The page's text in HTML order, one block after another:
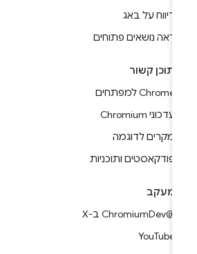
דיווח על באג
ראה נושאים פתוחים
תוכן קשור
Chrome למפתחים
עדכוני Chromium
מקרים לדוגמה
פודקאסטים ותוכניות
מעקב
YouTube